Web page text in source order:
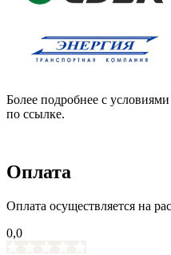
Более подробнее с
по ссылке.
Оплата
Оплата осуществляется на
0,0